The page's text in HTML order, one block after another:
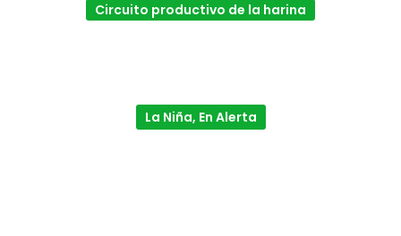
Circuito productivo de la harina
La Niña, En Alerta